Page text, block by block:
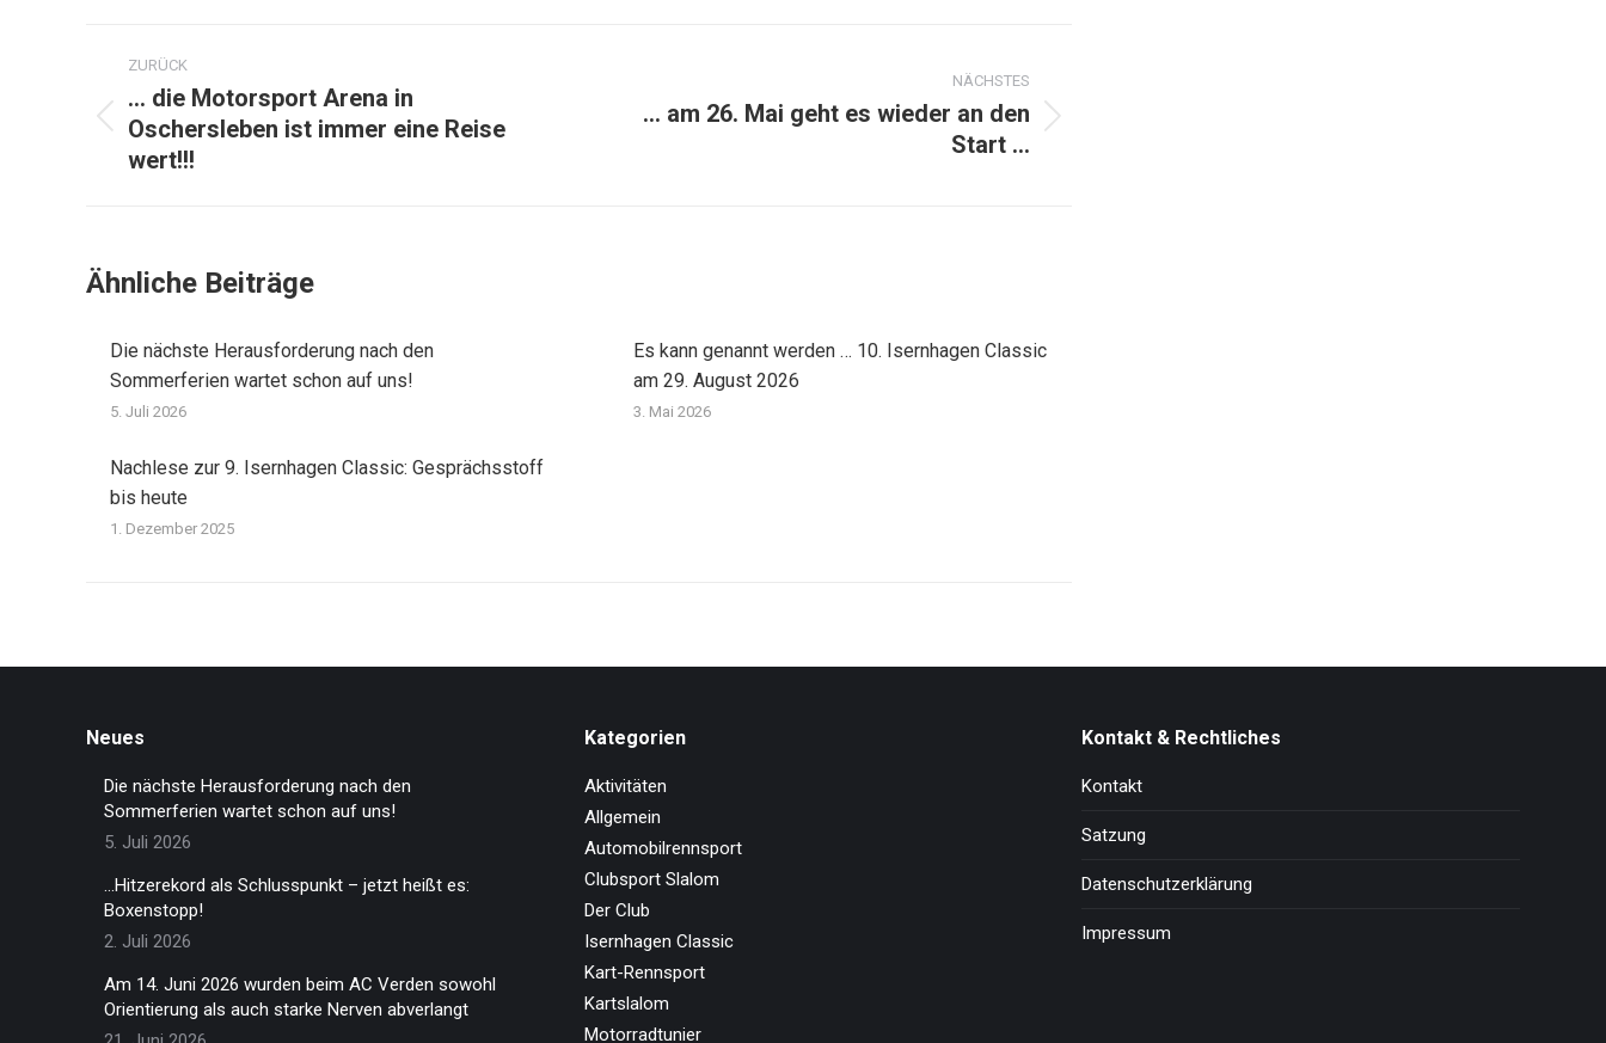
Kommentarnavigation
ZURÜCK
Vorheriger
Beitrag:
… die Motorsport Arena in
Oschersleben ist immer eine Reise
wert!!!
NÄCHSTES
Nächster
… am 26. Mai geht es wieder an den
Start …
Ähnliche Beiträge
Die nächste Herausforderung nach den
Sommerferien wartet schon auf uns!
5. Juli 2026
Es kann genannt werden … 10. Isernhagen Classic
am 29. August 2026
3. Mai 2026
Nachlese zur 9. Isernhagen Classic: Gesprächsstoff
bis heute
1. Dezember 2025
Neues
Die nächste Herausforderung nach den
Sommerferien wartet schon auf uns!
5. Juli 2026
…Hitzerekord als Schlusspunkt – jetzt heißt es:
Boxenstopp!
2. Juli 2026
Am 14. Juni 2026 wurden beim AC Verden sowohl
Orientierung als auch starke Nerven abverlangt
Kategorien
Aktivitäten
Allgemein
Automobilrennsport
Clubsport Slalom
Der Club
Isernhagen Classic
Kart-Rennsport
Kartslalom
Motorradtunier
Kontakt & Rechtliches
Kontakt
Satzung
Datenschutzerklärung
Impressum